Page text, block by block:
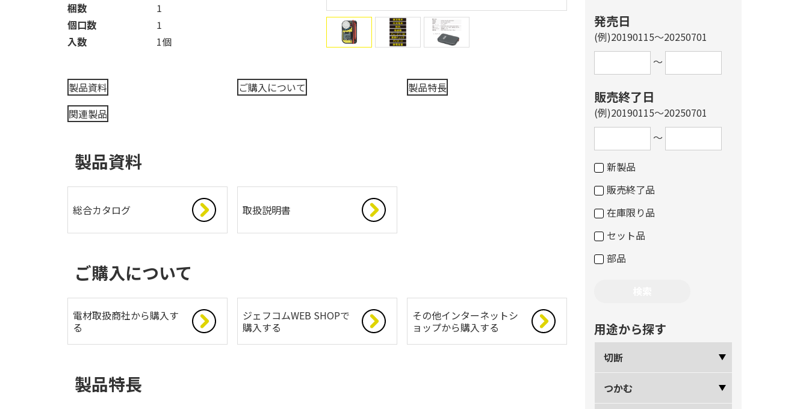
梱数
1
個口数
1
入数
1個
製品資料 ご購入について
製品特長
関連製品
製品資料
総合カタログ 取扱説明書
ご購入について
電材取扱商社から購入す
る
ジェフコムWEB SHOPで
購入する
その他インターネットシ
ョップから購入する
製品特長
発売日
(例)20190115～20250701
～
販売終了日
(例)20190115～20250701
～
新製品
販売終了品
在庫限り品
セット品
部品
用途から探す
切断
つかむ